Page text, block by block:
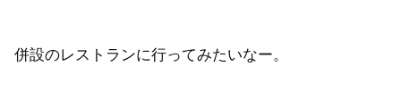
併設のレストランに行ってみたいなー。